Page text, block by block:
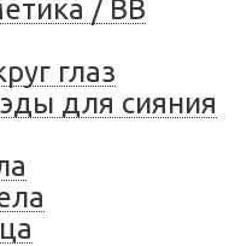
/ BB
глаз
для сияния